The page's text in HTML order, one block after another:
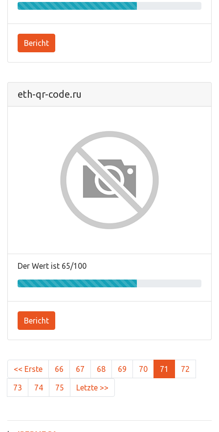
Bericht
eth-qr-code.ru
Der Wert ist 65/100
Bericht
<< Erste 66 67 68 69 70 71 72
73 74 75 Letzte >>